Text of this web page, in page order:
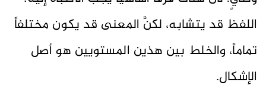
اللفظ قد يتشابه، لكنَّ المعنى قد يكون مختلفاً
تماماً، والخلط بين هذين المستويين هو أصل
الإشكال.